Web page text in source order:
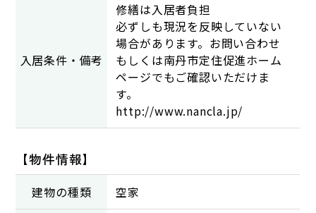
入居条件・備考
修繕は入居者負担
必ずしも現況を反映していない
場合があります。お問い合わせ
もしくは南丹市定住促進ホーム
ページでもご確認いただけま
す。
http://www.nancla.jp/
【物件情報】
建物の種類 空家